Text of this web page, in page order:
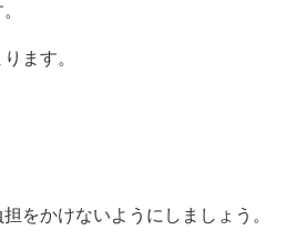
ます。
をかけないようにしましょう。